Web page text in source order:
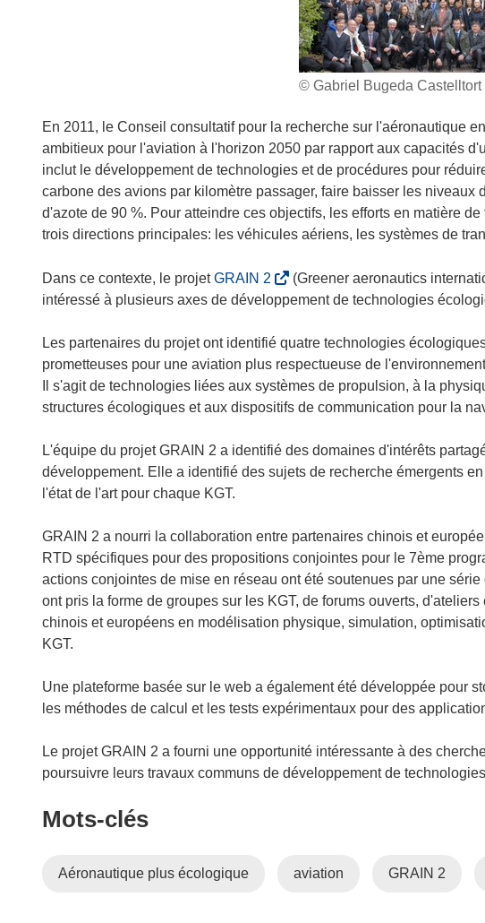
© Gabriel Bugeda Castelltort
En 2011, le Conseil consultatif pour la recherche sur l'aéronautique
ambitieux pour l'aviation à l'horizon 2050 par rapport aux capacités
inclut le développement de technologies et de procédures pour
carbone des avions par kilomètre passager, faire baisser les niveaux
d'azote de 90 %. Pour atteindre ces objectifs, les efforts en matière
trois directions principales: les véhicules aériens, les systèmes de
Dans ce contexte, le projetGRAIN 2
s
o
u
v
r
d
a
u
n
e
n
o
e
l
e
f
(Greener aeronautics
intéressé à plusieurs axes de développement de technologies
Les partenaires du projet ont identifié quatre technologies
prometteuses pour une aviation plus respectueuse de
Il s'agit de technologies liées aux systèmes de propulsion, à la
structures écologiques et aux dispositifs de communication pour la
L'équipe du projet GRAIN 2 a identifié des domaines d'intérêts
développement. Elle a identifié des sujets de recherche émergents
l'état de l'art pour chaque KGT.
GRAIN 2 a nourri la collaboration entre partenaires chinois et
RTD spécifiques pour des propositions conjointes pour le 7ème
actions conjointes de mise en réseau ont été soutenues par une
ont pris la forme de groupes sur les KGT, de forums ouverts,
chinois et européens en modélisation physique, simulation,
KGT.
Une plateforme basée sur le web a également été développée pour
les méthodes de calcul et les tests expérimentaux pour des
Le projet GRAIN 2 a fourni une opportunité intéressante à des
poursuivre leurs travaux communs de développement de
Mots‑clés
Aéronautique plus écologique aviation GRAIN 2